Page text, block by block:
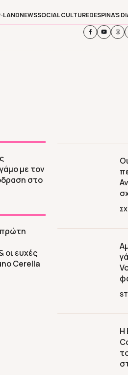
LANDNEWSSOCIAL CULTUREDESPINA’S
με τον
στο
οι ευχές
Cerella
Η